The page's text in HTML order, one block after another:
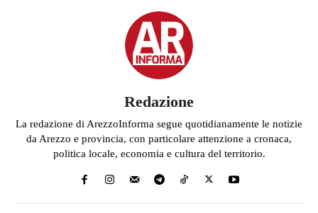
Redazione
La redazione di ArezzoInforma segue quotidianamente le notizie
da Arezzo e provincia, con particolare attenzione a cronaca,
politica locale, economia e cultura del territorio.